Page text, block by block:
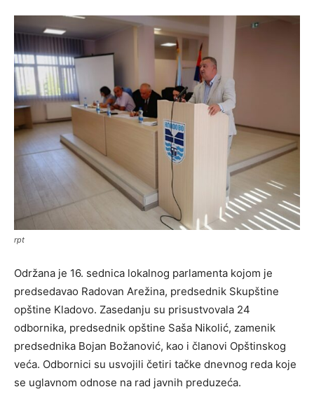
rpt
Održana je 16. sednica lokalnog parlamenta kojom je
predsedavao Radovan Arežina, predsednik Skupštine
opštine Kladovo. Zasedanju su prisustvovala 24
odbornika, predsednik opštine Saša Nikolić, zamenik
predsednika Bojan Božanović, kao i članovi Opštinskog
veća. Odbornici su usvojili četiri tačke dnevnog reda koje
se uglavnom odnose na rad javnih preduzeća.